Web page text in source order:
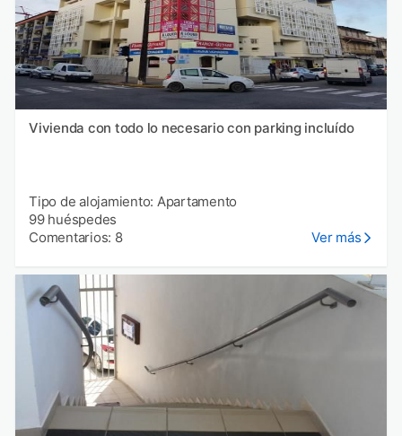
Vivienda con todo lo necesario con parking incluído
Tipo de alojamiento: Apartamento
99 huéspedes
Comentarios: 8
Ver más